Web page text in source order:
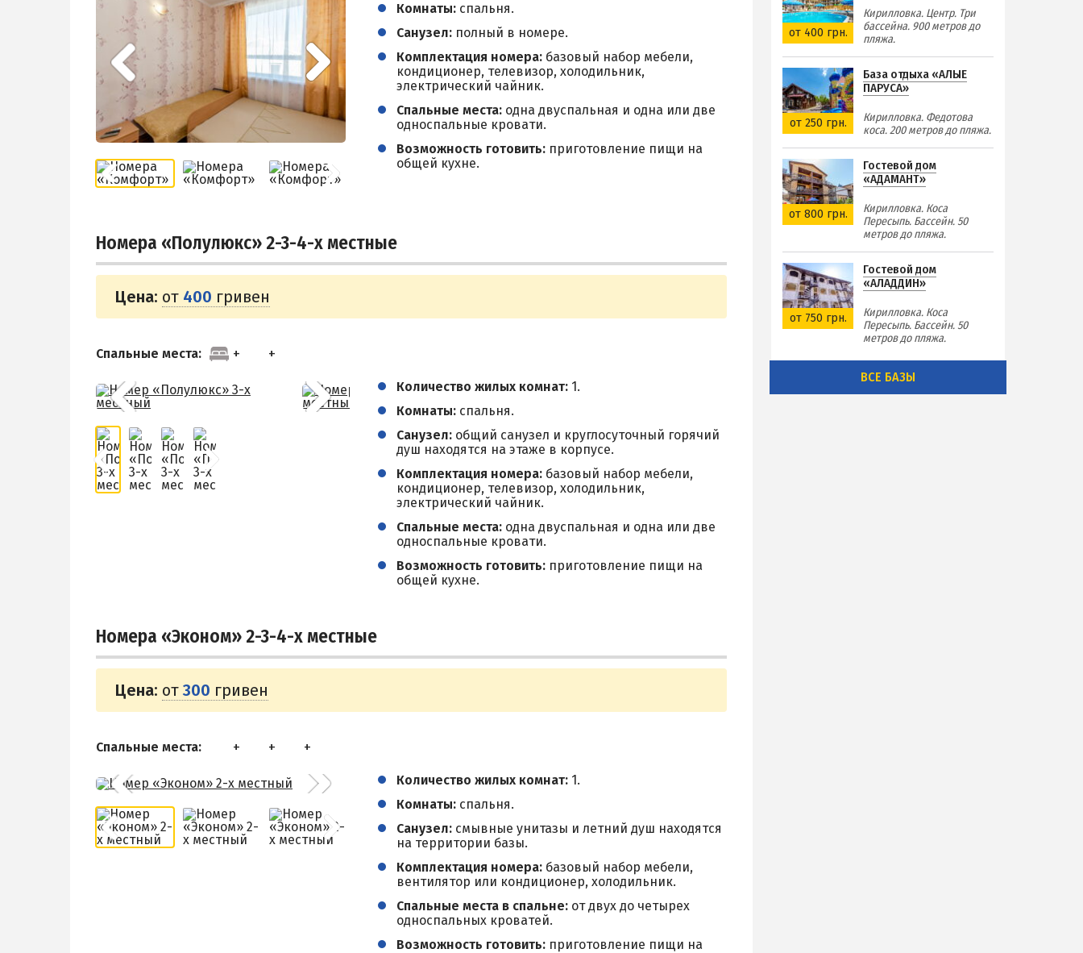
Комнаты: спальня.
Санузел: полный в номере.
Комплектация номера: базовый набор мебели,
кондиционер, телевизор, холодильник,
электрический чайник.
Спальные места: одна двуспальная и одна или две
односпальные кровати.
Возможность готовить: приготовление пищи на
общей кухне.
Номера «Полулюкс» 2-3-4-х местные
Цена: от 400 гривен
Спальные места:
Количество жилых комнат: 1.
Комнаты: спальня.
Санузел: общий санузел и круглосуточный горячий
душ находятся на этаже в корпусе.
Комплектация номера: базовый набор мебели,
кондиционер, телевизор, холодильник,
электрический чайник.
Спальные места: одна двуспальная и одна или две
односпальные кровати.
Возможность готовить: приготовление пищи на
общей кухне.
Номера «Эконом» 2-3-4-х местные
Цена: от 300 гривен
Спальные места:
Количество жилых комнат: 1.
Комнаты: спальня.
Санузел: смывные унитазы и летний душ находятся
на территории базы.
Комплектация номера: базовый набор мебели,
вентилятор или кондиционер, холодильник.
Спальные места в спальне: от двух до четырех
односпальных кроватей.
Возможность готовить: приготовление пищи на
от 400 грн.
Кирилловка. Центр. Три
бассейна. 900 метров до
пляжа.
от 250 грн.
База отдыха «АЛЫЕ
ПАРУСА»
Кирилловка. Федотова
коса. 200 метров до пляжа.
от 800 грн.
Гостевой дом
«АДАМАНТ»
Кирилловка. Коса
Пересыпь. Бассейн. 50
метров до пляжа.
от 750 грн.
Гостевой дом
«АЛАДДИН»
Кирилловка. Коса
Пересыпь. Бассейн. 50
метров до пляжа.
ВСЕ БАЗЫ